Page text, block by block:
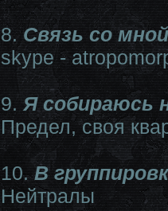
8.Связь со
skype -
9.Я собираюсь
Предел, своя
10.В
Нейтралы